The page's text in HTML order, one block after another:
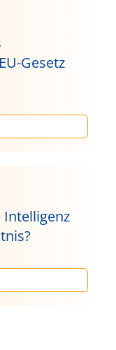
Gesetz
Intelligenz